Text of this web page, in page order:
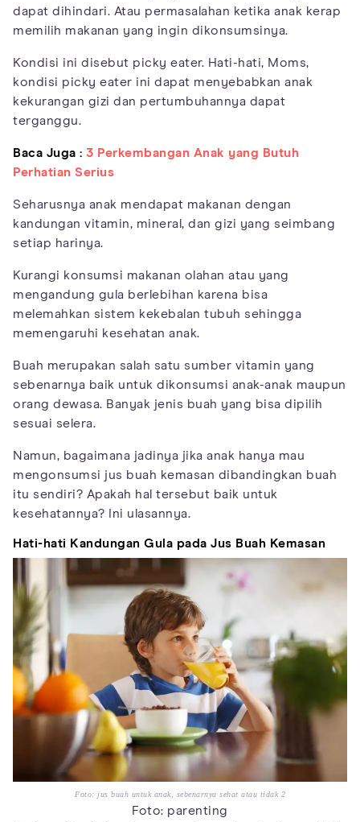
dapat dihindari. Atau permasalahan ketika anak kerap
memilih makanan yang ingin dikonsumsinya.
Kondisi ini disebut picky eater. Hati-hati, Moms,
kondisi picky eater ini dapat menyebabkan anak
kekurangan gizi dan pertumbuhannya dapat
terganggu.
Baca Juga : 3 Perkembangan Anak yang Butuh
Perhatian Serius
Seharusnya anak mendapat makanan dengan
kandungan vitamin, mineral, dan gizi yang seimbang
setiap harinya.
Kurangi konsumsi makanan olahan atau yang
mengandung gula berlebihan karena bisa
melemahkan sistem kekebalan tubuh sehingga
memengaruhi kesehatan anak.
Buah merupakan salah satu sumber vitamin yang
sebenarnya baik untuk dikonsumsi anak-anak maupun
orang dewasa. Banyak jenis buah yang bisa dipilih
sesuai selera.
Namun, bagaimana jadinya jika anak hanya mau
mengonsumsi jus buah kemasan dibandingkan buah
itu sendiri? Apakah hal tersebut baik untuk
kesehatannya? Ini ulasannya.
Hati-hati Kandungan Gula pada Jus Buah Kemasan
Foto: jus buah untuk anak, sebenarnya sehat atau tidak 2
Foto: parenting